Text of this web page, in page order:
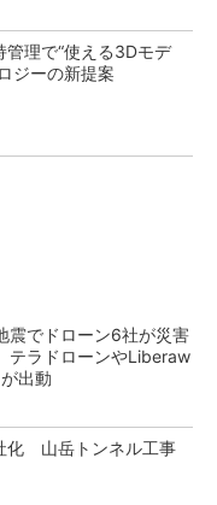
管理で“使える3Dモデ
ジーの新提案
震でドローン6社が災害
テラドローンやLiberaw
出動
化 山岳トンネル工事